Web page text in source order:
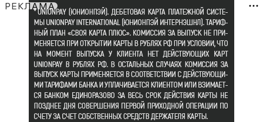
РЕКЛАМА